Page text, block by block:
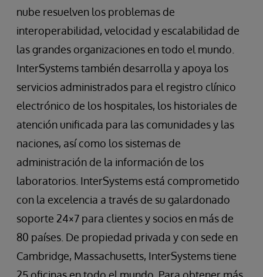
nube resuelven los problemas de
interoperabilidad, velocidad y escalabilidad de
las grandes organizaciones en todo el mundo.
InterSystems también desarrolla y apoya los
servicios administrados para el registro clínico
electrónico de los hospitales, los historiales de
atención unificada para las comunidades y las
naciones, así como los sistemas de
administración de la información de los
laboratorios. InterSystems está comprometido
con la excelencia a través de su galardonado
soporte 24×7 para clientes y socios en más de
80 países. De propiedad privada y con sede en
Cambridge, Massachusetts, InterSystems tiene